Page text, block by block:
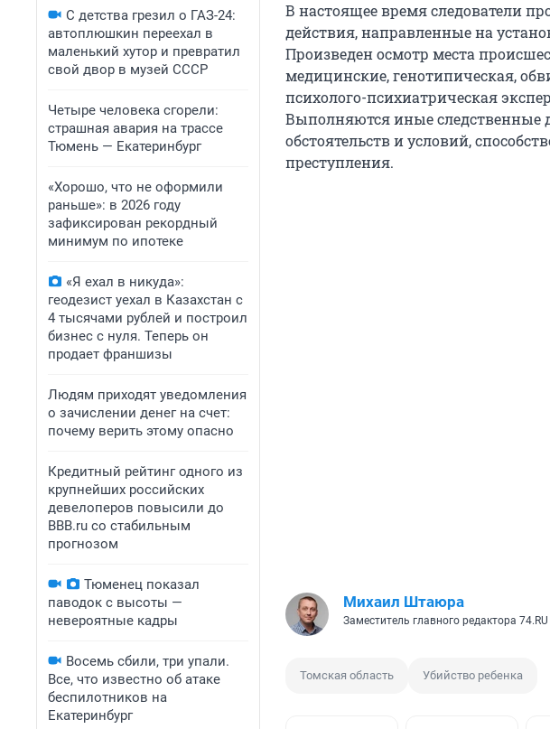
С детства грезил о ГАЗ-24:
автоплюшкин переехал в
маленький хутор и превратил
свой двор в музей СССР
Четыре человека сгорели:
страшная авария на трассе
Тюмень — Екатеринбург
«Хорошо, что не оформили
раньше»: в 2026 году
зафиксирован рекордный
минимум по ипотеке
«Я ехал в никуда»:
геодезист уехал в Казахстан с
4 тысячами рублей и построил
бизнес с нуля. Теперь он
продает франшизы
Людям приходят уведомления
о зачислении денег на счет:
почему верить этому опасно
Кредитный рейтинг одного из
крупнейших российских
девелоперов повысили до
BBB.ru со стабильным
прогнозом
Тюменец показал
паводок с высоты —
невероятные кадры
Восемь сбили, три упали.
Все, что известно об атаке
беспилотников на
Екатеринбург
В настоящее время следователи
действия, направленные на
Произведен осмотр места
медицинские, генотипическая,
психолого-психиатрическая
Выполняются иные следственные
обстоятельств и условий,
преступления.
Михаил Штаюра
Заместитель главного редактора 74.RU
Томская область Убийство ребенка